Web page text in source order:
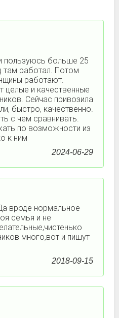
пользуюсь больше 25
там работал. Потом
работают.
целые и качественные
Сейчас привозила
быстро, качественно.
с чем сравнивать.
по возможности из
к ним
2024-06-29
вроде нормальное
семья и не
много,вот и пишут
2018-09-15